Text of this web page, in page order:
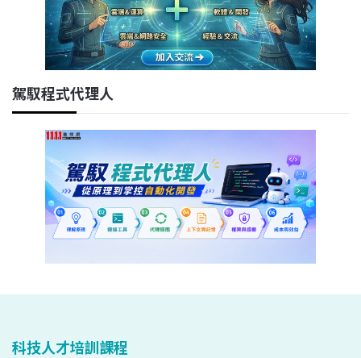
駕馭程式代理人
科技人才培訓課程